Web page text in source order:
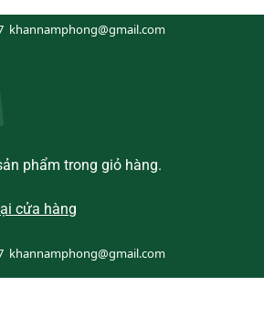
khannamphong@gmail.com
phẩm trong giỏ hàng.
cửa hàng
khannamphong@gmail.com